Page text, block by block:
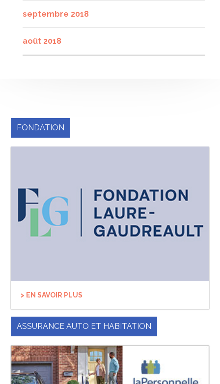
septembre 2018
août 2018
FONDATION
> EN SAVOIR PLUS
ASSURANCE AUTO ET HABITATION